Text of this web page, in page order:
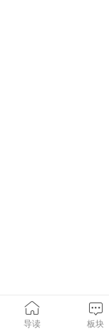

导读

板块